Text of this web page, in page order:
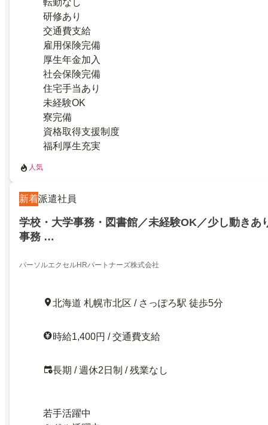
研修あり
交通費支給
雇用保険完備
厚生年金加入
社会保険完備
住宅手当あり
未経験OK
寮完備
資格取得支援制度
福利厚生充実
人気
新着派遣社員
学校・大学事務・図書館／未経験OK／少し動きあ
事務 …
パーソルエクセルHRパートナーズ株式会社
北海道 札幌市北区 / さっぽろ駅 徒歩5分
時給1,400円 / 交通費支給
長期 / 週休2日制 / 残業なし
若手活躍中